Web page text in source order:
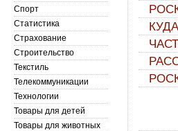
Спорт
Статистика
Страхование
Строительство
Текстиль
Телекоммуникации
Технологии
Товары для детей
Товары для животных